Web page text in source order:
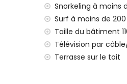
(à moins de 500 mètres de la
de la maison)
Desamparados), château
par Toni Mari), bâtiment
(à moins de 1000 mètres du
Snorkeling à moins
Surf à moins de
Taille du bâtiment
Télévision par
Terrasse sur le toit